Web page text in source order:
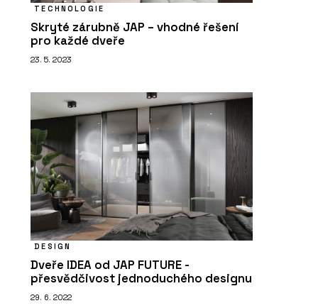
TECHNOLOGIE
Skryté zárubně JAP – vhodné řešení
pro každé dveře
23. 5. 2023
DESIGN
Dveře IDEA od JAP FUTURE -
přesvědčivost jednoduchého designu
29. 6. 2022